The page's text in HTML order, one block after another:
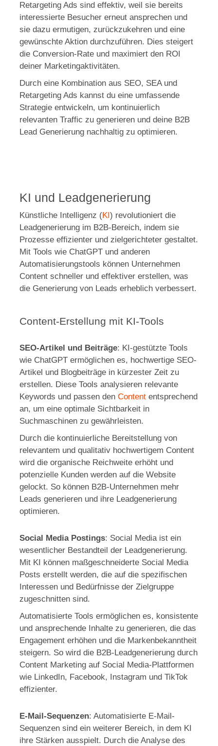
Retargeting Ads sind effektiv, weil sie bereits
interessierte Besucher erneut ansprechen und
sie dazu ermutigen, zurückzukehren und eine
gewünschte Aktion durchzuführen. Dies steigert
die Conversion-Rate und maximiert den ROI
deiner Marketingaktivitäten.
Durch eine Kombination aus SEO, SEA und
Retargeting Ads kannst du eine umfassende
Strategie entwickeln, um kontinuierlich
relevanten Traffic zu generieren und deine B2B
Lead Generierung nachhaltig zu optimieren.
KI und Leadgenerierung
Künstliche Intelligenz (KI) revolutioniert die
Leadgenerierung im B2B-Bereich, indem sie
Prozesse effizienter und zielgerichteter gestaltet.
Mit Tools wie ChatGPT und anderen
Automatisierungstools können Unternehmen
Content schneller und effektiver erstellen, was
die Generierung von Leads erheblich verbessert.
Content-Erstellung mit KI-Tools
SEO-Artikel und Beiträge: KI-gestützte Tools
wie ChatGPT ermöglichen es, hochwertige SEO-
Artikel und Blogbeiträge in kürzester Zeit zu
erstellen. Diese Tools analysieren relevante
Keywords und passen den Content entsprechend
an, um eine optimale Sichtbarkeit in
Suchmaschinen zu gewährleisten.
Durch die kontinuierliche Bereitstellung von
relevantem und qualitativ hochwertigem Content
wird die organische Reichweite erhöht und
potenzielle Kunden werden auf die Website
gelockt. So können B2B-Unternehmen mehr
Leads generieren und ihre Leadgenerierung
optimieren.
Social Media Postings: Social Media ist ein
wesentlicher Bestandteil der Leadgenerierung.
Mit KI können maßgeschneiderte Social Media
Posts erstellt werden, die auf die spezifischen
Interessen und Bedürfnisse der Zielgruppe
zugeschnitten sind.
Automatisierte Tools ermöglichen es, konsistente
und ansprechende Inhalte zu generieren, die das
Engagement erhöhen und die Markenbekanntheit
steigern. So wird die B2B-Leadgenerierung durch
Content Marketing auf Social Media-Plattformen
wie LinkedIn, Facebook, Instagram und TikTok
effizienter.
E-Mail-Sequenzen: Automatisierte E-Mail-
Sequenzen sind ein weiterer Bereich, in dem KI
ihre Stärken ausspielt. Durch die Analyse des